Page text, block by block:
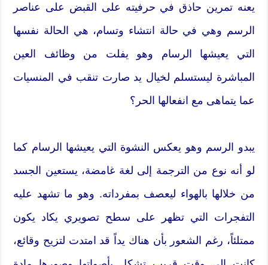
يعنه تمرين حاذق في حرفيته على القبض على عناصر
الرسم وهي في حالة انتشاء وتسام، هي الحالة نفسها
التي يعيشها الرسام وهو يفلت من وظائف العين
المباشرة ليستسلم لخيال يد صارت تنقب في المنسيات
عما يتماهى مع انفعالها الحر؟
يبدو الرسم وهو يعكس النشوة التي يعيشها الرسام كما
لو أنه نوع من الترجمة إلى لغة غامضة، يستعين الجسد
من خلالها بالهواء ليعصف بمفرداته. وهو ما تشهد عليه
التفجرات التي تظهر على سطح تصويري يكاد يكون
ممتلئاً، رغم الشعور بأن هناك يداً قد امتدت لتزيح وقائع،